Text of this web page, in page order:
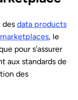
des data products
, le
pour s’assurer
aux standards de
des